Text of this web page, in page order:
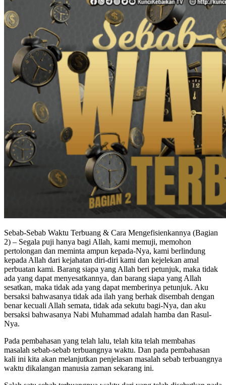
Sebab-Sebab Waktu Terbuang & Cara Mengefisienkannya (Bagian
2) – Segala puji hanya bagi Allah, kami memuji, memohon
pertolongan dan meminta ampun kepada-Nya, kami berlindung
kepada Allah dari kejahatan diri-diri kami dan kejelekan amal
perbuatan kami. Barang siapa yang Allah beri petunjuk, maka tidak
ada yang dapat menyesatkannya, dan barang siapa yang Allah
sesatkan, maka tidak ada yang dapat memberinya petunjuk. Aku
bersaksi bahwasanya tidak ada ilah yang berhak disembah dengan
benar kecuali Allah semata, tidak ada sekutu bagi-Nya, dan aku
bersaksi bahwasanya Nabi Muhammad adalah hamba dan Rasul-
Pada pembahasan yang telah lalu, telah kita telah membahas
masalah sebab-sebab terbuangnya waktu. Dan pada pembahasan
kali ini kita akan melanjutkan penjelasan masalah sebab terbuangnya